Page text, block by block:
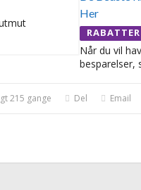
Her
RABATTER
Når du vil
besparelser,
215 gange Del Email